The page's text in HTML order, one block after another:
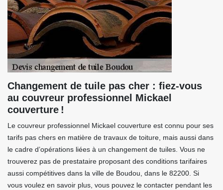
Changement de tuile pas cher : fiez-vous
au couvreur professionnel Mickael
couverture !
Le couvreur professionnel Mickael couverture est connu pour ses
tarifs pas chers en matière de travaux de toiture, mais aussi dans
le cadre d’opérations liées à un changement de tuiles. Vous ne
trouverez pas de prestataire proposant des conditions tarifaires
aussi compétitives dans la ville de Boudou, dans le 82200. Si
vous voulez en savoir plus, vous pouvez le contacter pendant les